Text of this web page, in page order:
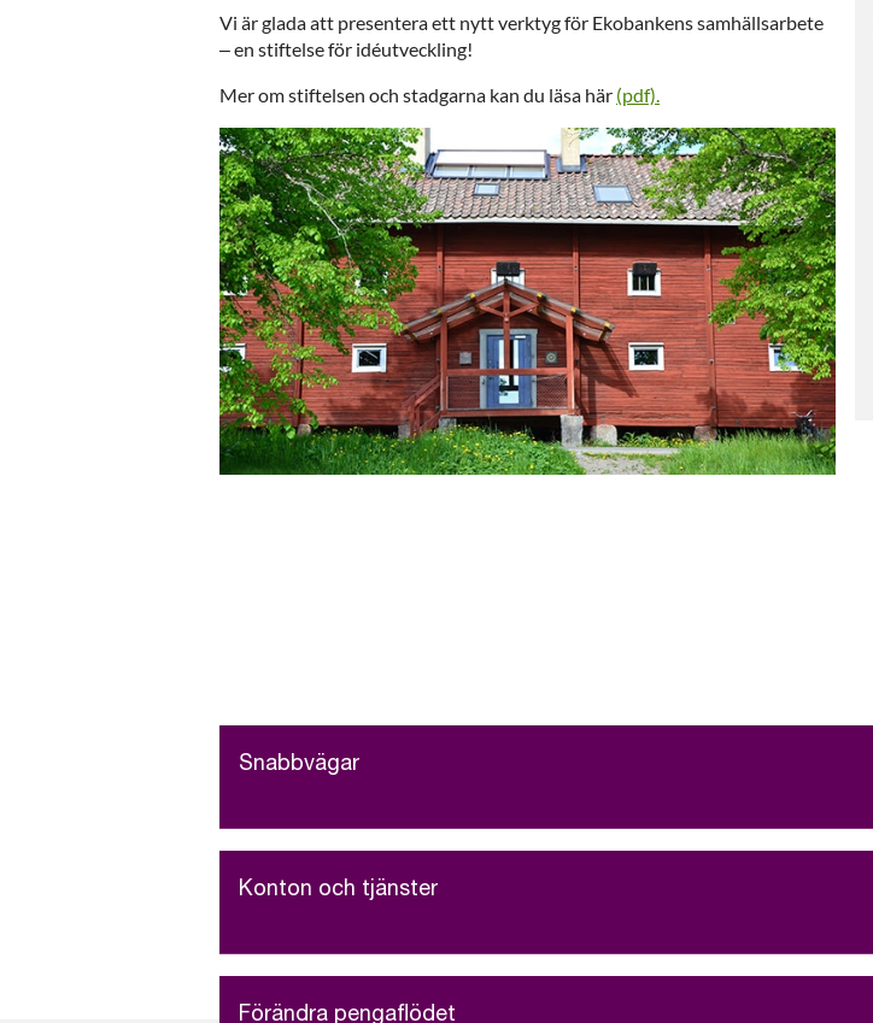
Vi är glada att presentera ett nytt verktyg för Ekobankens samhällsarbete
– en stiftelse för idéutveckling!
Mer om stiftelsen och stadgarna kan du läsa här (pdf).
Snabbvägar
Konton och tjänster
Förändra pengaflödet